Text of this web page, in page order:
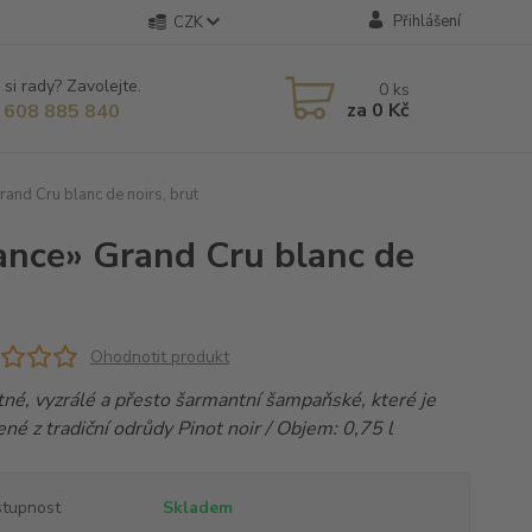
CZK Přihlášení
rady? Zavolejte.
885 840
0 ks
za 0 Kč
Cru blanc de noirs, brut
Grand Cru blanc de
Ohodnotit produkt
vyzrálé a přesto šarmantní šampaňské, které je
z tradiční odrůdy Pinot noir / Objem: 0,75 l
Skladem